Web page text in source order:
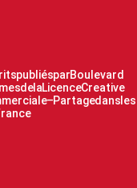
publiés par Boulevard
de la Licence Creative
– Partage dans les